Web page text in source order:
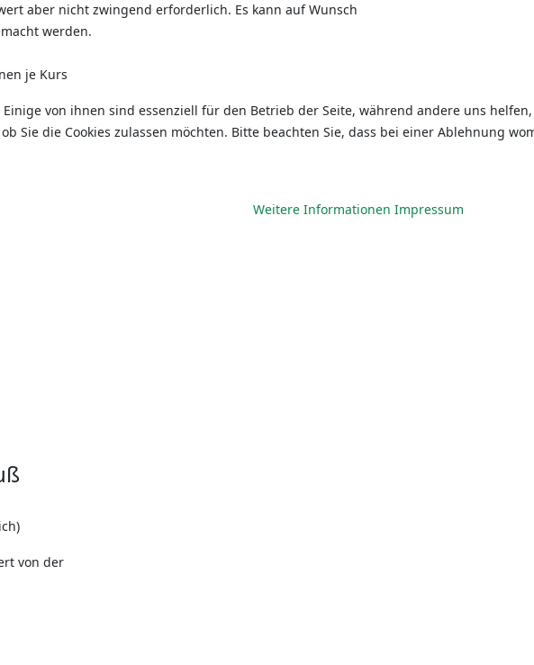
aber nicht zwingend erforderlich. Es kann auf Wunsch
werden.
je Kurs
von der
von ihnen sind essenziell für den Betrieb der Seite, während andere uns
Sie die Cookies zulassen möchten. Bitte beachten Sie, dass bei einer Ablehnung
Weitere Informationen Impressum